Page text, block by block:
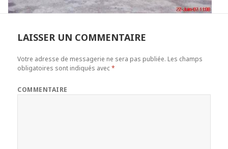
LAISSER UN COMMENTAIRE
Votre adresse de messagerie ne sera pas publiée. Les champs
obligatoires sont indiqués avec*
COMMENTAIRE